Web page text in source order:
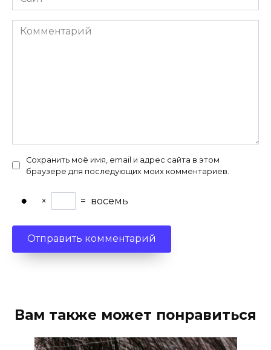
Комментарий
Сохранить моё имя, email и адрес сайта в этом
браузере для последующих моих комментариев.
× = восемь
Вам также может понравиться